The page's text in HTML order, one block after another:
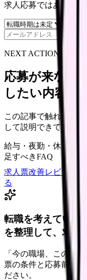
求人応募ではありませ
NEXT ACTION FOR
応募が来ない
したい内容に
この記事で触れた不
して説明できています
給与・夜勤・休日の見
足すべきFAQ
求人票改善レビューの
る
転職を考えている
を整理して、求人
「今の職場、このま
票の条件と応募前に
ださい。